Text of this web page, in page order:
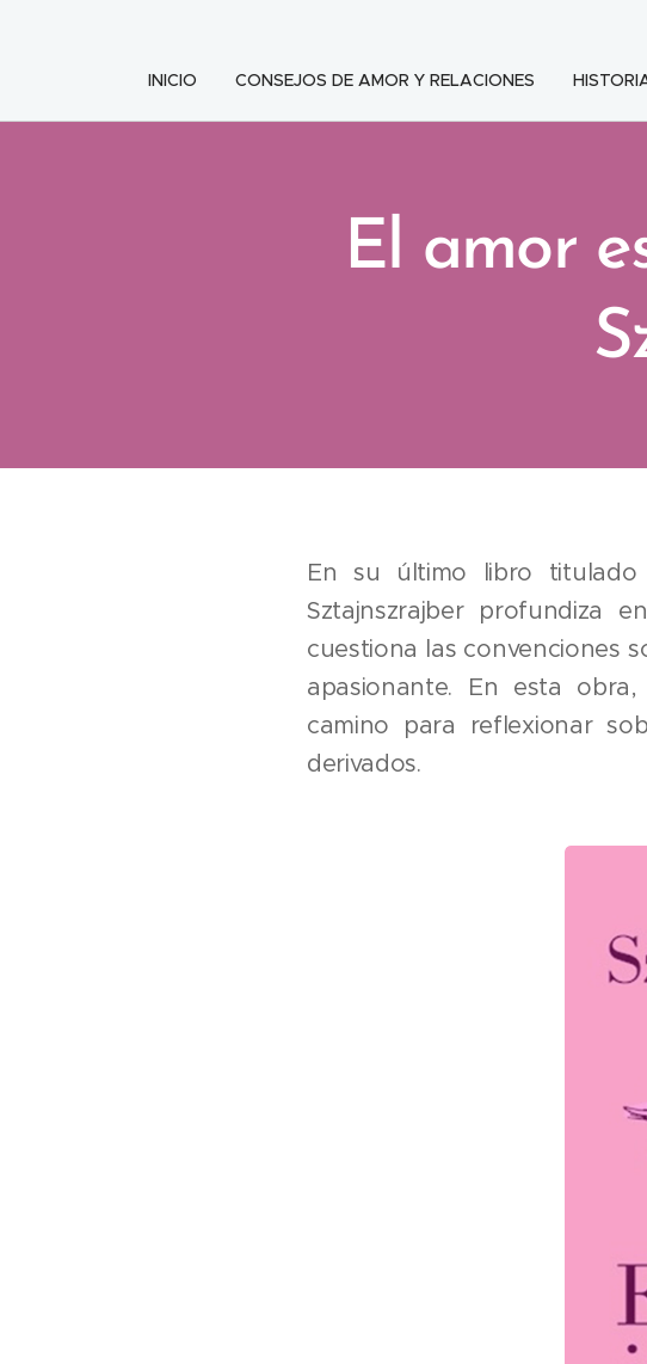
INICIO CONSEJOS DE AMOR Y RELACIONES
El amor
En su último libro titulado
Sztajnszrajber profundiza
cuestiona las convenciones
apasionante. En esta
camino para reflexionar
derivados.